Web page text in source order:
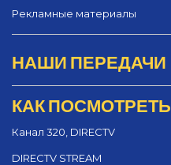
Рекламные материалы
НАШИ ПЕРЕДАЧИ
КАК ПОСМОТРЕТЬ
Канал 320, DIRECTV
DIRECTV STREAM